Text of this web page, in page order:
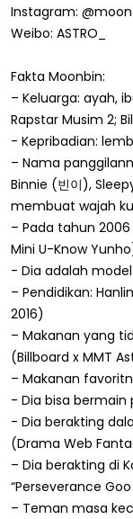
Instagram:
Weibo: ASTRO_
Fakta Moonbin:
– Keluarga: ayah,
Rapstar Musim 2;
- Kepribadian:
– Nama
Binnie (빈이),
membuat wajah
– Pada tahun 2006
Mini U-Know
- Dia adalah
– Pendidikan:
2016)
– Makanan yang
(Billboard x MMT
– Makanan
- Dia bisa bermain
- Dia berakting
(Drama Web
– Dia berakting di
“Perseverance Goo
– Teman masa